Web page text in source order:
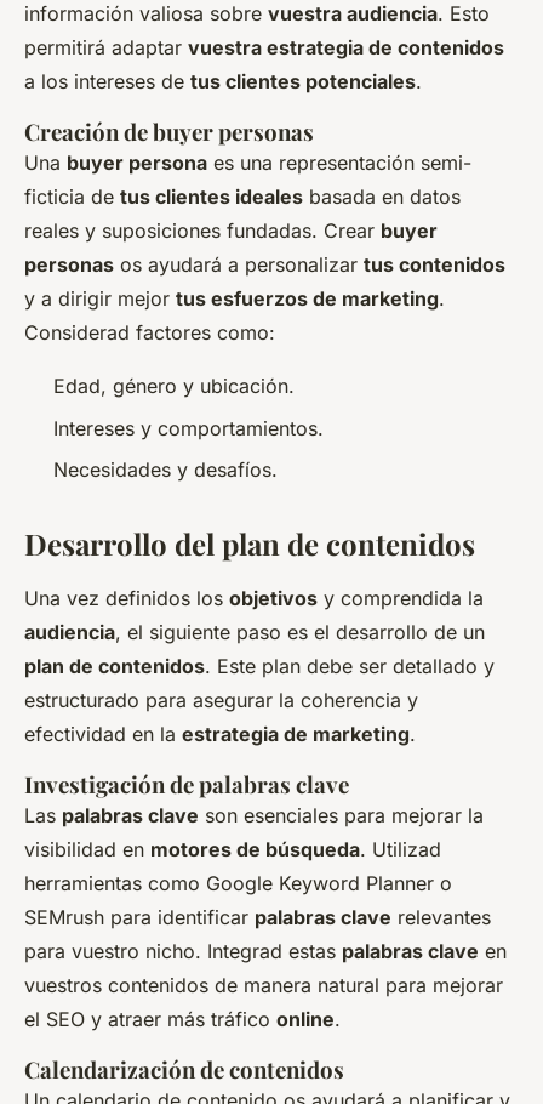
información valiosa sobre vuestra audiencia. Esto
permitirá adaptar vuestra estrategia de contenidos
a los intereses de tus clientes potenciales.
Creación de buyer personas
Una buyer persona es una representación semi-
ficticia de tus clientes ideales basada en datos
reales y suposiciones fundadas. Crear buyer
personas os ayudará a personalizar tus contenidos
y a dirigir mejor tus esfuerzos de marketing.
Considerad factores como:
Edad, género y ubicación.
Intereses y comportamientos.
Necesidades y desafíos.
Desarrollo del plan de contenidos
Una vez definidos los objetivos y comprendida la
audiencia, el siguiente paso es el desarrollo de un
plan de contenidos. Este plan debe ser detallado y
estructurado para asegurar la coherencia y
efectividad en la estrategia de marketing.
Investigación de palabras clave
Las palabras clave son esenciales para mejorar la
visibilidad en motores de búsqueda. Utilizad
herramientas como Google Keyword Planner o
SEMrush para identificar palabras clave relevantes
para vuestro nicho. Integrad estas palabras clave en
vuestros contenidos de manera natural para mejorar
el SEO y atraer más tráfico online.
Calendarización de contenidos